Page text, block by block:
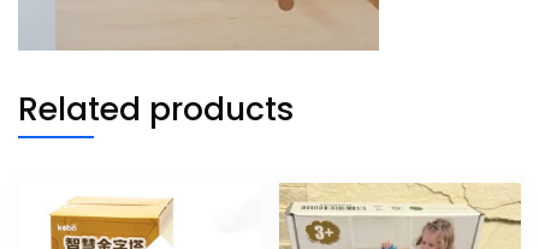
Related products